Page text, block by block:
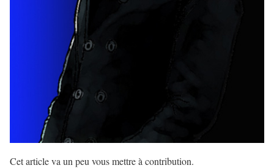
Cet article va un peu vous mettre à contribution.